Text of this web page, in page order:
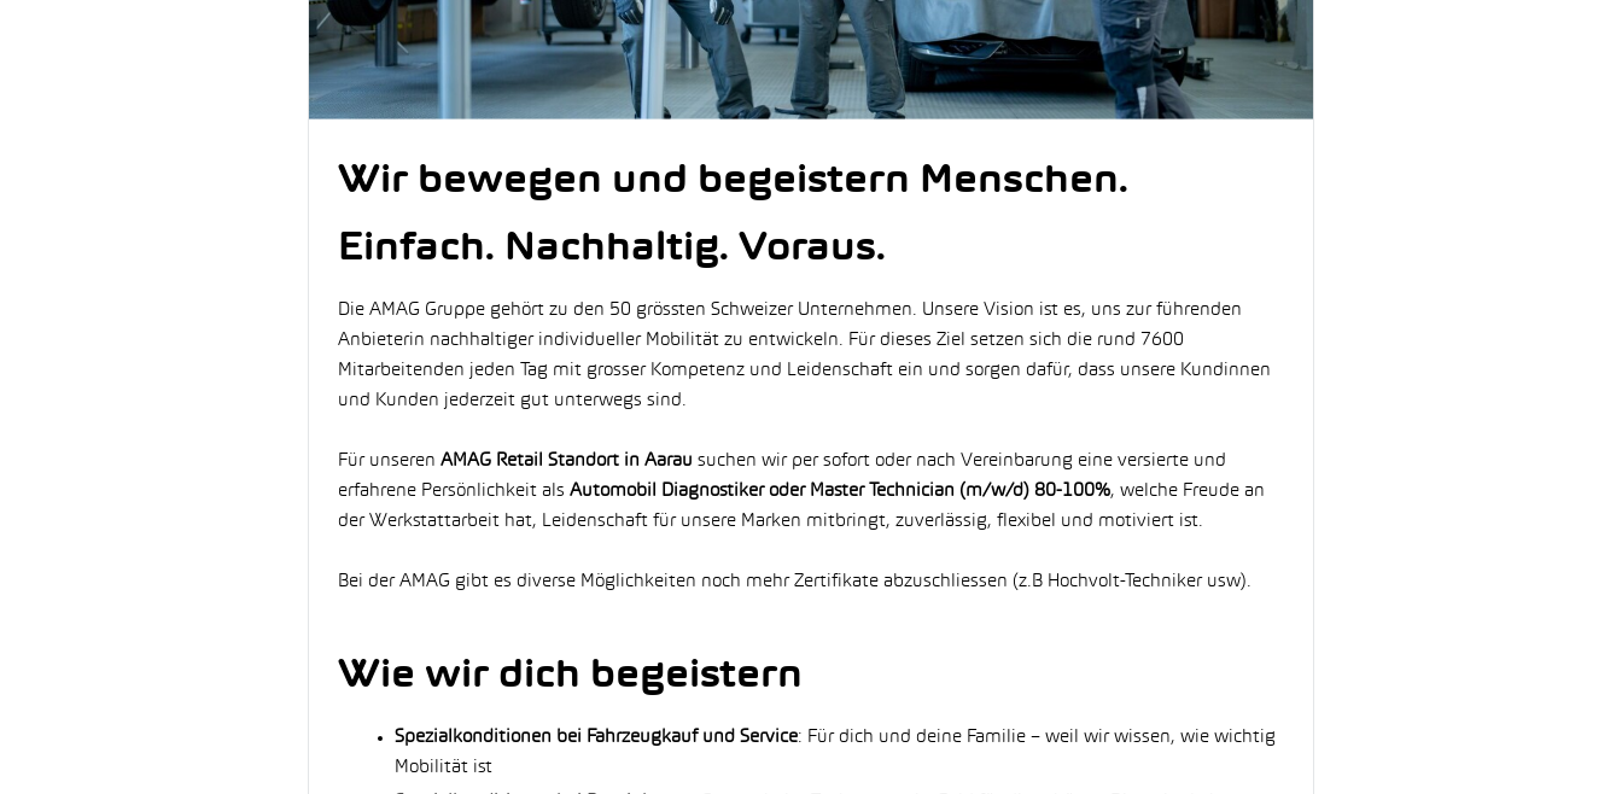
Wir bewegen und begeistern Menschen.
Einfach. Nachhaltig. Voraus.
Die AMAG Gruppe gehört zu den 50 grössten Schweizer Unternehmen. Unsere Vision ist es, uns zur führenden
Anbieterin nachhaltiger individueller Mobilität zu entwickeln. Für dieses Ziel setzen sich die rund 7600
Mitarbeitenden jeden Tag mit grosser Kompetenz und Leidenschaft ein und sorgen dafür, dass unsere Kundinnen
und Kunden jederzeit gut unterwegs sind.
Für unseren AMAG Retail Standort in Aarau suchen wir per sofort oder nach Vereinbarung eine versierte und
erfahrene Persönlichkeit als Automobil Diagnostiker oder Master Technician (m/w/d) 80-100%, welche Freude an
der Werkstattarbeit hat, Leidenschaft für unsere Marken mitbringt, zuverlässig, flexibel und motiviert ist.
Bei der AMAG gibt es diverse Möglichkeiten noch mehr Zertifikate abzuschliessen (z.B Hochvolt-Techniker usw).
Wie wir dich begeistern
Spezialkonditionen bei Fahrzeugkauf und Service: Für dich und deine Familie – weil wir wissen, wie wichtig
Mobilität ist